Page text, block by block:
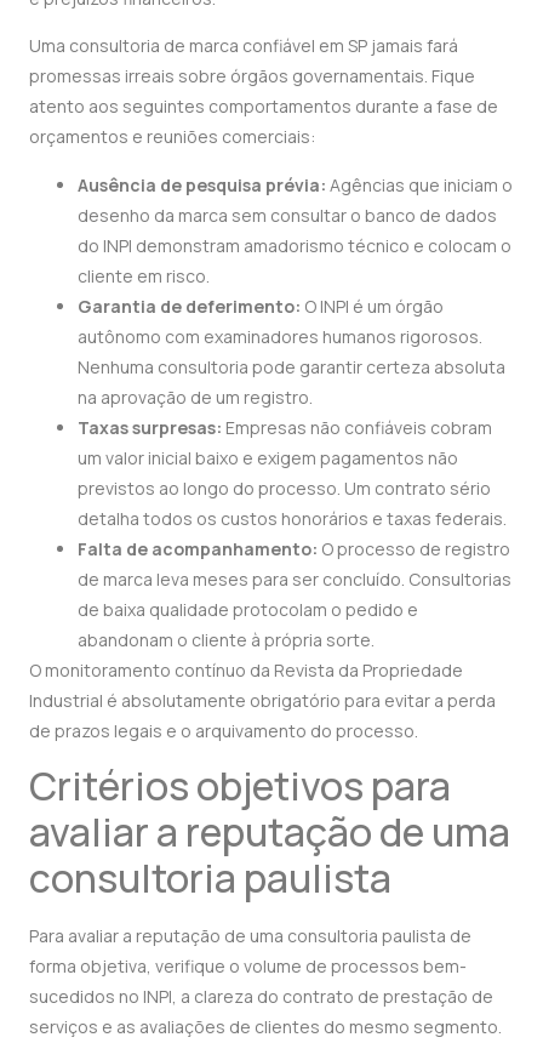
Uma consultoria de marca confiável em SP jamais fará
promessas irreais sobre órgãos governamentais. Fique
atento aos seguintes comportamentos durante a fase de
orçamentos e reuniões comerciais:
Ausência de pesquisa prévia: Agências que iniciam o
desenho da marca sem consultar o banco de dados
do INPI demonstram amadorismo técnico e colocam o
cliente em risco.
Garantia de deferimento: O INPI é um órgão
autônomo com examinadores humanos rigorosos.
Nenhuma consultoria pode garantir certeza absoluta
na aprovação de um registro.
Taxas surpresas: Empresas não confiáveis cobram
um valor inicial baixo e exigem pagamentos não
previstos ao longo do processo. Um contrato sério
detalha todos os custos honorários e taxas federais.
Falta de acompanhamento: O processo de registro
de marca leva meses para ser concluído. Consultorias
de baixa qualidade protocolam o pedido e
abandonam o cliente à própria sorte.
O monitoramento contínuo da Revista da Propriedade
Industrial é absolutamente obrigatório para evitar a perda
de prazos legais e o arquivamento do processo.
Critérios objetivos para
avaliar a reputação de uma
consultoria paulista
Para avaliar a reputação de uma consultoria paulista de
forma objetiva, verifique o volume de processos bem-
sucedidos no INPI, a clareza do contrato de prestação de
serviços e as avaliações de clientes do mesmo segmento.